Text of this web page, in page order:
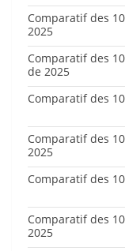
Comparatif des
2025
Comparatif des
de 2025
Comparatif des
Comparatif des
2025
Comparatif des
Comparatif des
2025